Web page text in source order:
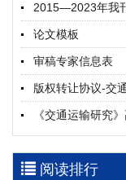
基于TimeXer模型
孙偲赫, 宋国华, 朱
2026, 12(3): 151-
9931.2026.03.012
摘要 (19) HTML
多层能源供给网络
郝泉霖, 兰富安, 赖
2026, 12(3): 163-
9931.2026.03.013
2015—2023年我
论文模板
审稿专家信息表
版权转让协议-交
《交通运输研究
中英文摘要撰写规
阅读排行